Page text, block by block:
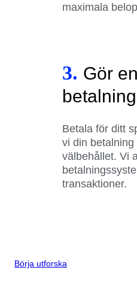
maximala
3. Gör
betalning
Betala för ditt
vi din
välbehållet. Vi
transaktioner.
Börja utforska